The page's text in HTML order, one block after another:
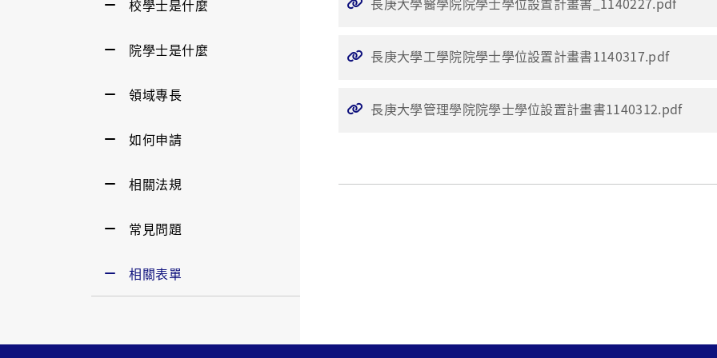
校學士是什麼
院學士是什麼
領域專長
如何申請
相關法規
常見問題
相關表單
長庚大學工學院院學士學位設置計畫書1140317.pdf
長庚大學管理學院院學士學位設置計畫書1140312.pdf